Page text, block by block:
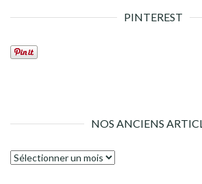
PINTEREST
NOS ANCIENS
Nos